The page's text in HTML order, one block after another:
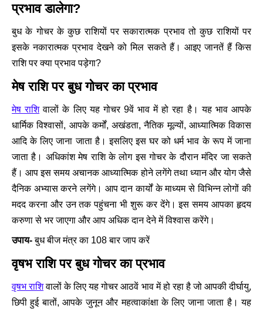
प्रभाव डालेगा?
बुध के गोचर के कुछ राशियों पर सकारात्मक प्रभाव तो कुछ राशियों पर
इसके नकारात्मक प्रभाव देखने को मिल सकते हैं। आइए जानतें हैं किस
राशि पर क्या प्रभाव पड़ेगा?
मेष राशि पर बुध गोचर का प्रभाव
मेष राशिवालों के लिए यह गोचर 9वें भाव में हो रहा है। यह भाव आपके
धार्मिक विश्वासों, आपके कर्मों, अखंडता, नैतिक मूल्यों, आध्यात्मिक विकास
आदि के लिए जाना जाता है। इसलिए इस घर को धर्म भाव के रूप में जाना
जाता है। अधिकांश मेष राशि के लोग इस गोचर के दौरान मंदिर जा सकते
हैं। आप इस समय अचानक आध्यात्मिक होने लगेंगे तथा ध्यान और योग जैसे
दैनिक अभ्यास करने लगेंगे। आप दान कार्यों के माध्यम से विभिन्न लोगों की
मदद करना और उन तक पहुंचना भी शुरू कर देंगे। इस समय आपका हृदय
करुणा से भर जाएगा और आप अधिक दान देने में विश्वास करेंगे।
उपाय-बुध बीज मंत्र का 108 बार जाप करें
वृषभ राशि पर बुध गोचर का प्रभाव
वृषभ राशिवालों के लिए यह गोचर आठवें भाव में हो रहा है जो आपकी दीर्घायु,
छिपी हुई बातों, आपके जुनून और महत्वाकांक्षा के लिए जाना जाता है। यह